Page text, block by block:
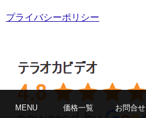
プライバシーポリシー
MENU 価格一覧 お問合せ